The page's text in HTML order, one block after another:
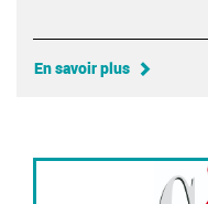
En savoir plus